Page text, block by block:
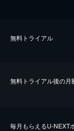
無料トライアル
無料トライアル後の⽉
毎⽉もらえるU-NEXT